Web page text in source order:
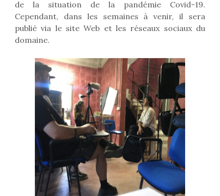
de la situation de la pandémie Covid-19.
Cependant, dans les semaines à venir, il sera
publié via le site Web et les réseaux sociaux du
domaine.